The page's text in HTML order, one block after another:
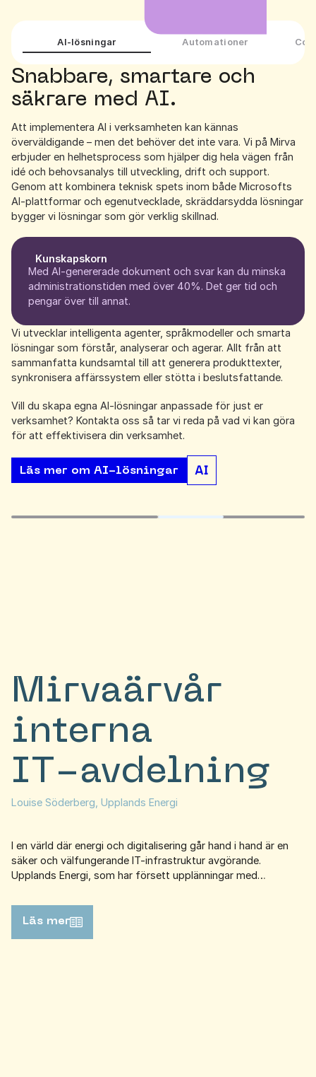
AI-lösningar Automationer
Snabbare, smartare och
säkrare med AI.
Att implementera AI i verksamheten kan kännas
överväldigande – men det behöver det inte vara. Vi på Mirva
erbjuder en helhetsprocess som hjälper dig hela vägen från
idé och behovsanalys till utveckling, drift och support.
Genom att kombinera teknisk spets inom både Microsofts
AI-plattformar och egenutvecklade, skräddarsydda lösningar
bygger vi lösningar som gör verklig skillnad.
Kunskapskorn
Med AI-genererade dokument och svar kan du minska
administrationstiden med över 40%. Det ger tid och
pengar över till annat.
Vi utvecklar intelligenta agenter, språkmodeller och smarta
lösningar som förstår, analyserar och agerar. Allt från att
sammanfatta kundsamtal till att generera produkttexter,
synkronisera affärssystem eller stötta i beslutsfattande.
Vill du skapa egna AI-lösningar anpassade för just er
verksamhet? Kontakta oss så tar vi reda på vad vi kan göra
för att effektivisera din verksamhet.
Läs mer om AI-lösningar
Mirvaärvår
interna
IT-avdelning
Louise Söderberg, Upplands Energi
I en värld där energi och digitalisering går hand i hand är en
säker och välfungerande IT-infrastruktur avgörande.
Upplands Energi, som har försett upplänningar med…
Läs mer